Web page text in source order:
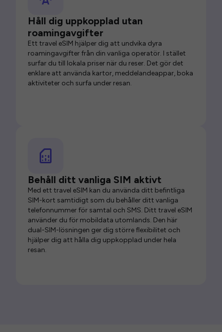
Håll dig uppkopplad utan
roamingavgifter
Ett travel eSIM hjälper dig att undvika dyra
roamingavgifter från din vanliga operatör. I stället
surfar du till lokala priser när du reser. Det gör det
enklare att använda kartor, meddelandeappar, boka
aktiviteter och surfa under resan.
Behåll ditt vanliga SIM aktivt
Med ett travel eSIM kan du använda ditt befintliga
SIM-kort samtidigt som du behåller ditt vanliga
telefonnummer för samtal och SMS. Ditt travel eSIM
använder du för mobildata utomlands. Den här
dual-SIM-lösningen ger dig större flexibilitet och
hjälper dig att hålla dig uppkopplad under hela
resan.